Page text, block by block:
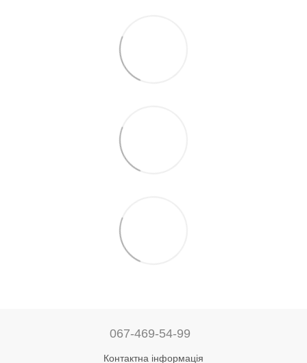
067-469-54-99
Контактна інформація